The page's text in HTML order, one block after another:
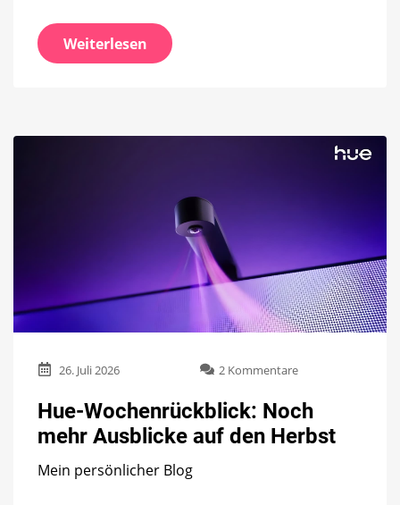
Weiterlesen
26. Juli 2026 2 Kommentarezu
Wochenrückblick:
Noch
mehr
Hue-Wochenrückblick: Noch
mehr Ausblicke auf den Herbst
Mein persönlicher Blog